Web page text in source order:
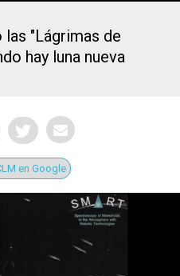
"Lágrimas de
hay luna nueva
en Google